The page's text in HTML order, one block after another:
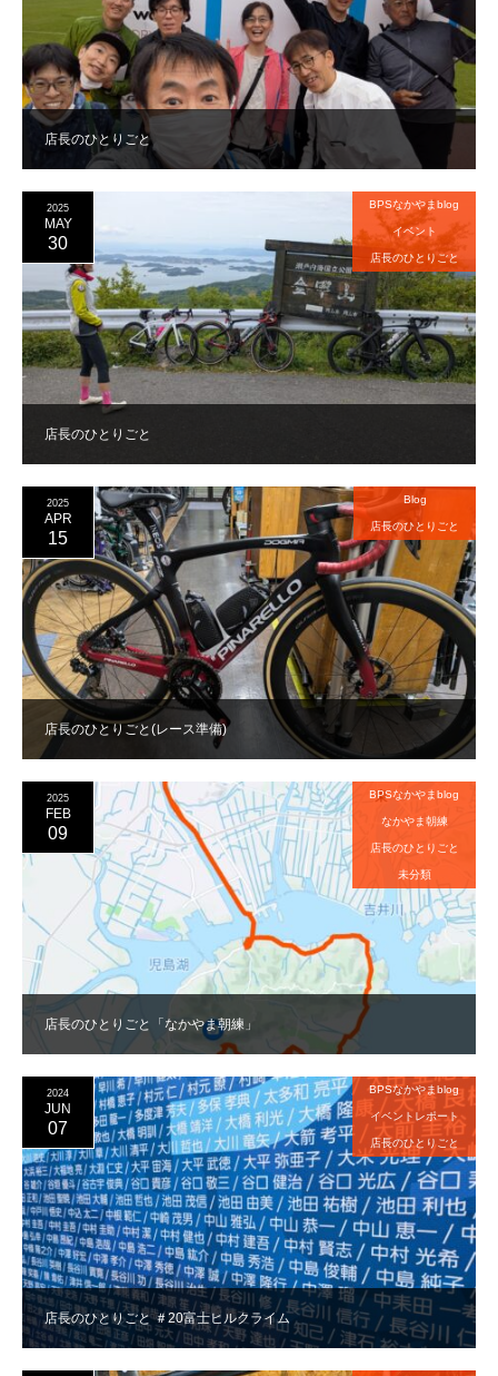
店長のひとりごと
店長のひとりごと
2025
MAY
30
BPSなかやまblog
イベント
店長のひとりごと
店長のひとりごと(レース準備)
2025
APR
15
Blog
店長のひとりごと
店長のひとりごと「なかやま朝練」
2025
FEB
09
BPSなかやまblog
なかやま朝練
店長のひとりごと
未分類
店長のひとりごと ＃20富士ヒルクライム
2024
JUN
07
BPSなかやまblog
イベントレポート
店長のひとりごと